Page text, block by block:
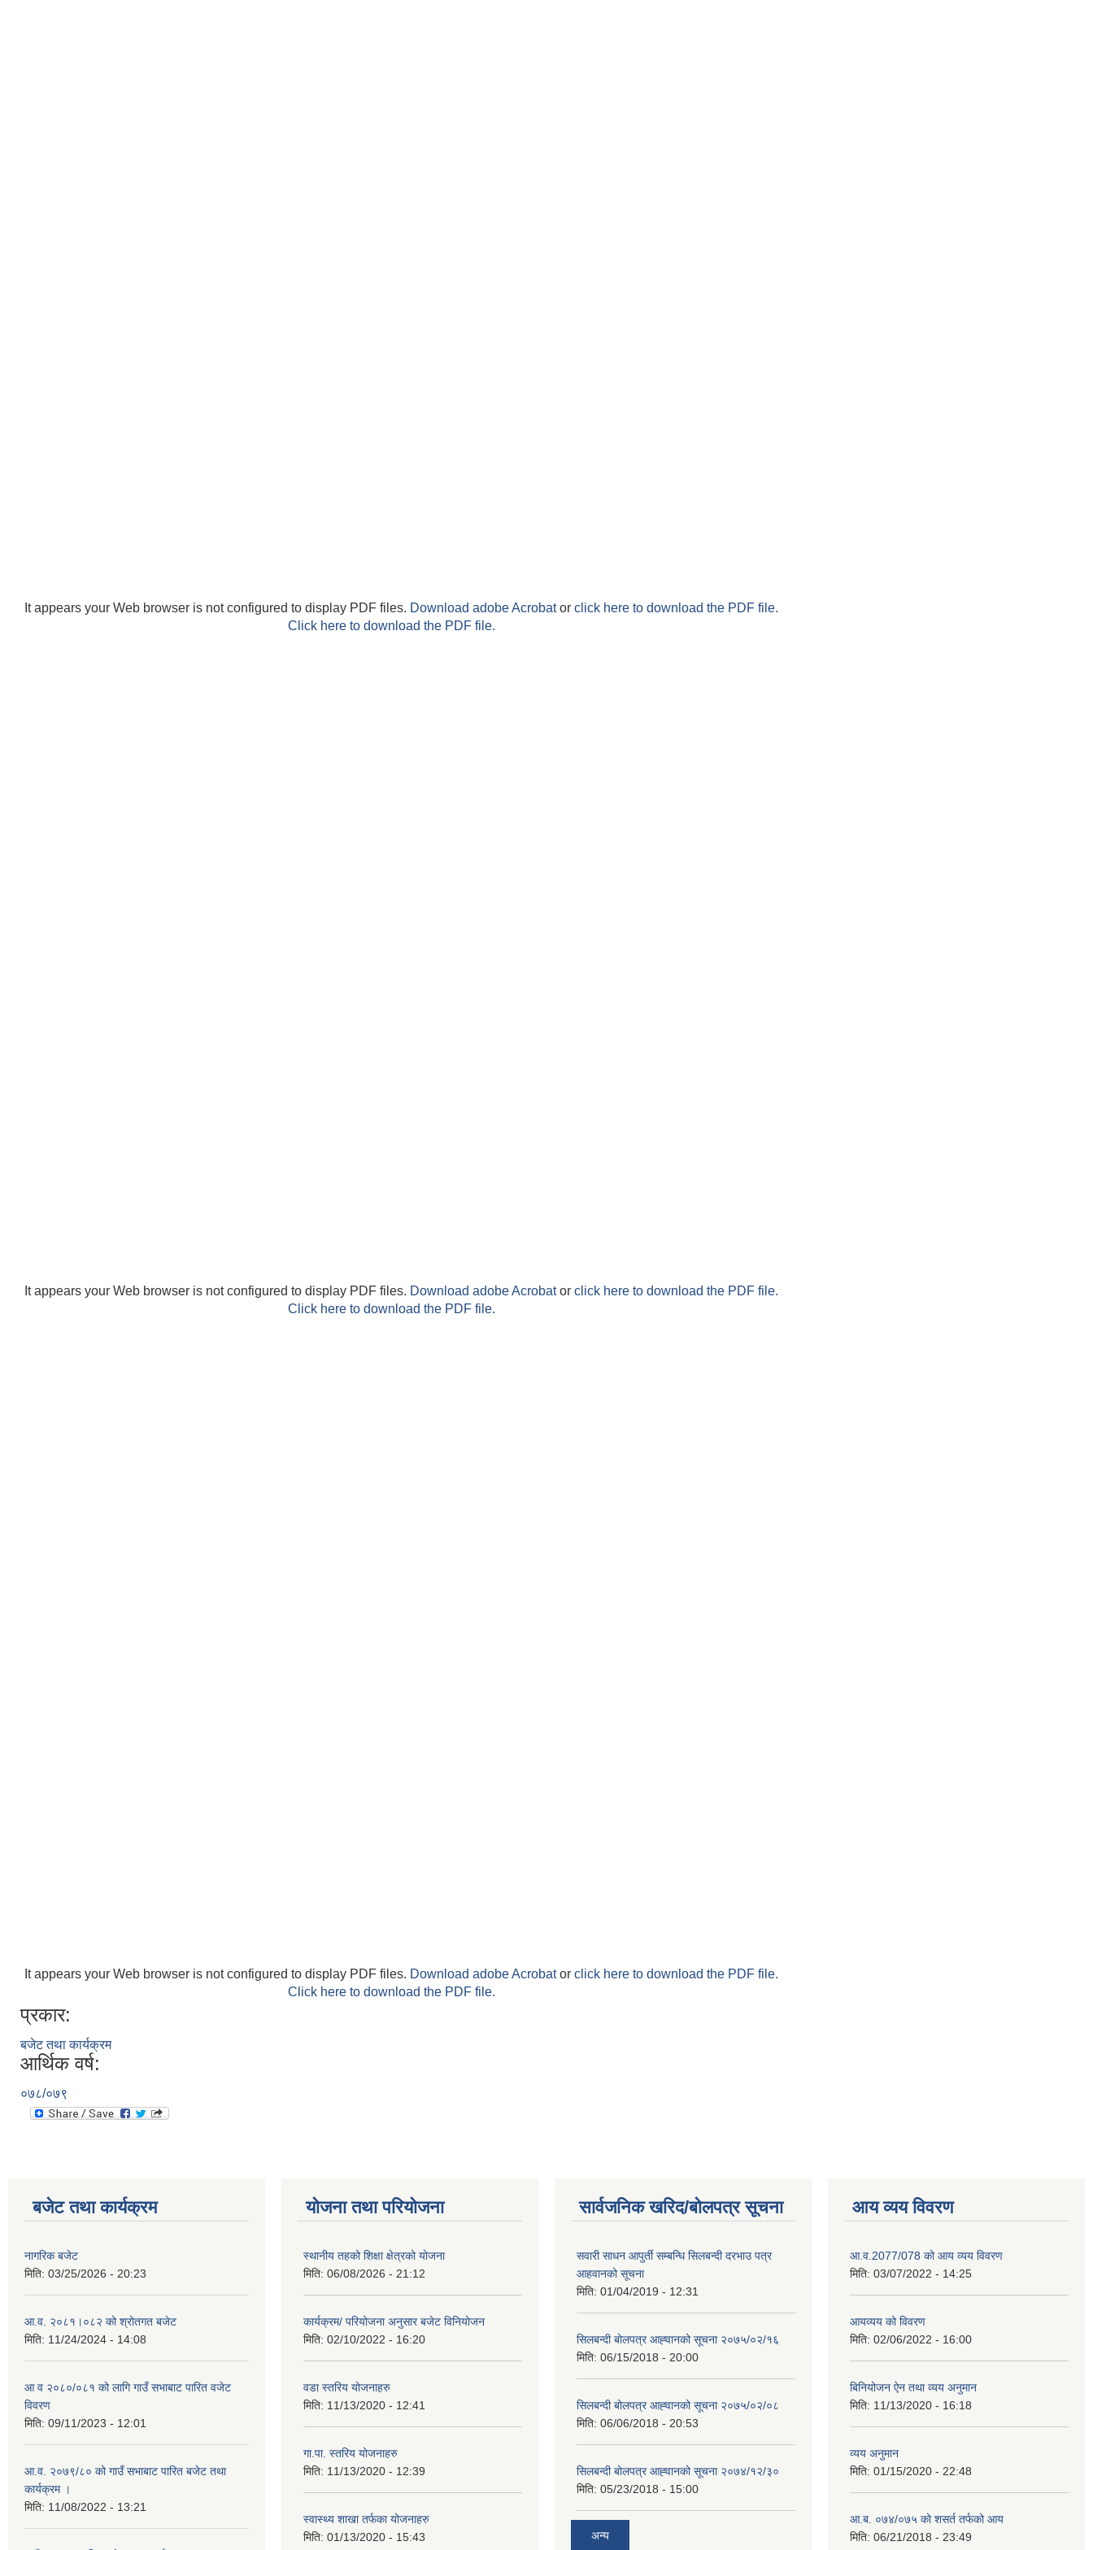
It appears your Web browser is not configured to display PDF files. Download adobe Acrobator click here to download the PDF file.
Click here to download the PDF file.
It appears your Web browser is not configured to display PDF files. Download adobe Acrobator click here to download the PDF file.
Click here to download the PDF file.
It appears your Web browser is not configured to display PDF files. Download adobe Acrobator click here to download the PDF file.
Click here to download the PDF file.
प्रकार:
बजेट तथा कार्यक्रम
आर्थिक वर्ष:
०७८/०७९
बजेट तथा कार्यक्रम
नागरिक बजेट
मिति: 03/25/2026 - 20:23
आ.व. २०८१।०८२ को श्रोतगत बजेट
मिति: 11/24/2024 - 14:08
आ व २०८०/०८१ को लागि गाउँ सभाबाट पारित वजेट
विवरण
मिति: 09/11/2023 - 12:01
आ.व. २०७९/८० को गाउँ सभाबाट पारित बजेट तथा
कार्यक्रम ।
मिति: 11/08/2022 - 13:21
योजना तथा परियोजना
स्थानीय तहको शिक्षा क्षेत्रको योजना
मिति: 06/08/2026 - 21:12
कार्यक्रम/ परियोजना अनुसार बजेट विनियोजन
मिति: 02/10/2022 - 16:20
वडा स्तरिय योजनाहरु
मिति: 11/13/2020 - 12:41
गा.पा. स्तरिय योजनाहरु
मिति: 11/13/2020 - 12:39
स्वास्थ्य शाखा तर्फका योजनाहरु
मिति: 01/13/2020 - 15:43
सार्वजनिक खरिद/बोलपत्र सूचना
सवारी साधन आपुर्ती सम्बन्धि सिलबन्दी दरभाउ पत्र
आहवानको सूचना
मिति: 01/04/2019 - 12:31
सिलबन्दी बोलपत्र आह्‍वानको सूचना २०७५/०२/१६
मिति: 06/15/2018 - 20:00
सिलबन्दी बोलपत्र आह्‍वानको सूचना २०७५/०२/०८
मिति: 06/06/2018 - 20:53
सिलबन्दी बोलपत्र आह्‍वानको सूचना २०७४/१२/३०
मिति: 05/23/2018 - 15:00
अन्य
आय व्यय विवरण
आ.व.2077/078 को आय व्यय विवरण
मिति: 03/07/2022 - 14:25
आयव्यय को विवरण
मिति: 02/06/2022 - 16:00
बिनियोजन ऐन तथा व्यय अनुमान
मिति: 11/13/2020 - 16:18
व्यय अनुमान
मिति: 01/15/2020 - 22:48
आ.ब. ०७४/०७५ को शसर्त तर्फको आय
मिति: 06/21/2018 - 23:49